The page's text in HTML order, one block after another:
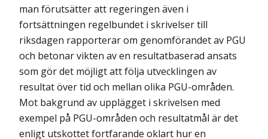
man förutsätter att regeringen även i
fortsättningen regelbundet i skrivelser till
riksdagen rapporterar om genomförandet av PGU
och betonar vikten av en resultatbaserad ansats
som gör det möjligt att följa utvecklingen av
resultat över tid och mellan olika PGU-områden.
Mot bakgrund av upplägget i skrivelsen med
exempel på PGU-områden och resultatmål är det
enligt utskottet fortfarande oklart hur en